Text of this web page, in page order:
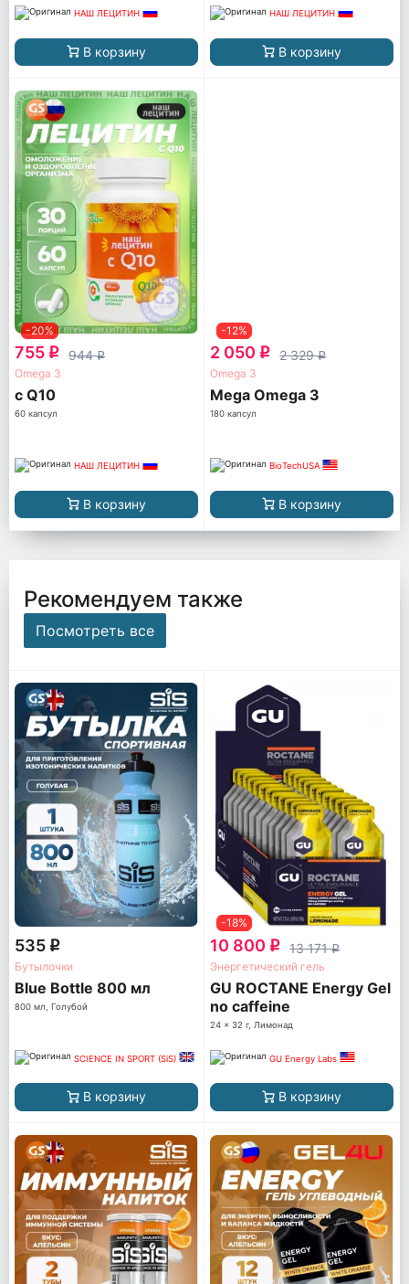
НАШ ЛЕЦИТИН
В корзину
НАШ ЛЕЦИТИН
В корзину
-20%
755 q 944q
Omega 3
с Q10
60 капсул
НАШ ЛЕЦИТИН
В корзину
-12%
2 050 q 2 329q
Omega 3
Mega Omega 3
180 капсул
BioTechUSA
В корзину
Рекомендуем также
Посмотреть все
535 q
Бутылочки
Blue Bottle 800 мл
800 мл, Голубой
SCIENCE IN SPORT (SiS)
В корзину
-18%
10 800 q 13 171q
Энергетический гель
GU ROCTANE Energy Gel
no caffeine
24 x 32 г, Лимонад
GU Energy Labs
В корзину